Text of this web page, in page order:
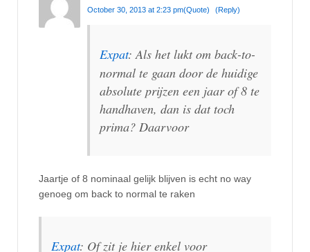
October 30, 2013 at 2:23 pm(Quote) (Reply)
Expat: Als het lukt om back-to-
normal te gaan door de huidige
absolute prijzen een jaar of 8 te
handhaven, dan is dat toch
prima? Daarvoor
Jaartje of 8 nominaal gelijk blijven is echt no way
genoeg om back to normal te raken
Expat: Of zit je hier enkel voor